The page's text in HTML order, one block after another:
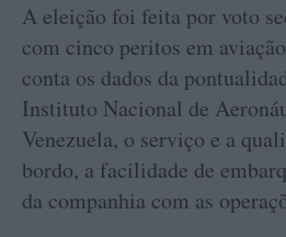
A eleição foi feita por voto
com cinco peritos em
conta os dados da
Instituto Nacional de
Venezuela, o serviço e a
bordo, a facilidade de
da companhia com as